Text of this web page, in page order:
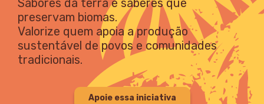
Sabores da terra e saberes que
preservam biomas.
Valorize quem apoia a produção
sustentável de povos e comunidades
tradicionais.
Apoie essa iniciativa